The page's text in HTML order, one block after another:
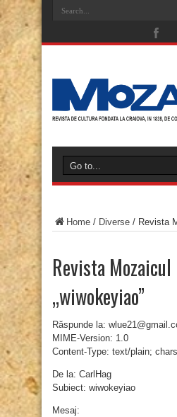
Home / Diverse / Revista
Revista Mozaicul
„wiwokeyiao”
Răspunde la:
MIME-Version: 1.0
Content-Type: text/plain;
De la: CarlHag
Subiect: wiwokeyiao
Mesaj: